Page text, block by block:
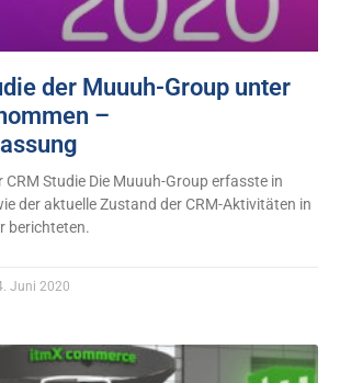
der Muuuh-Group unter
–
CRM Studie Die Muuuh-Group erfasste in
der aktuelle Zustand der CRM-Aktivitäten in
berichteten.
Juni 2020